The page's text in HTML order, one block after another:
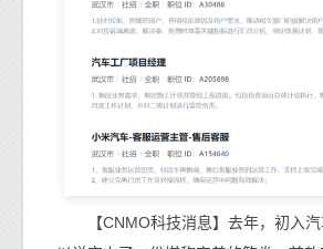
【CNMO科技消息】去年，初入汽